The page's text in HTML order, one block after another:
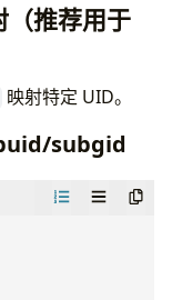
nfs-mount disk
Photos
推荐用于
映射特定 UID。
subgid